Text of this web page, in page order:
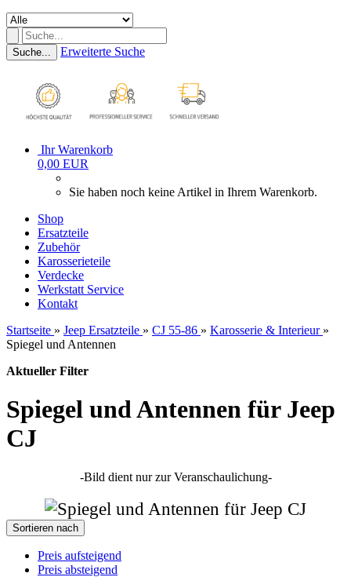
Suche... Erweiterte Suche
Ihr Warenkorb
0,00 EUR
Sie haben noch keine Artikel in Ihrem Warenkorb.
Shop
Ersatzteile
Zubehör
Karosserieteile
Verdecke
Werkstatt Service
Kontakt
Startseite » Jeep Ersatzteile » CJ 55-86 » Karosserie & Interieur »
Spiegel und Antennen
Aktueller Filter
Spiegel und Antennen für Jeep
CJ
-Bild dient nur zur Veranschaulichung-
Sortieren nach
Preis aufsteigend
Preis absteigend